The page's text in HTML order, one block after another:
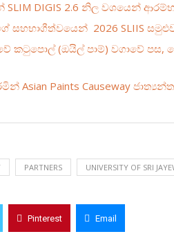
SLIM DIGIS 2.6 නිල වශයෙන්
2026 SLIIS සමුළුව
කටුපොල් (ඔයිල් පාම්) වගාවේ පස,
Paints Causeway
PARTNERS UNIVERSITY OF SRI
Pinterest Email